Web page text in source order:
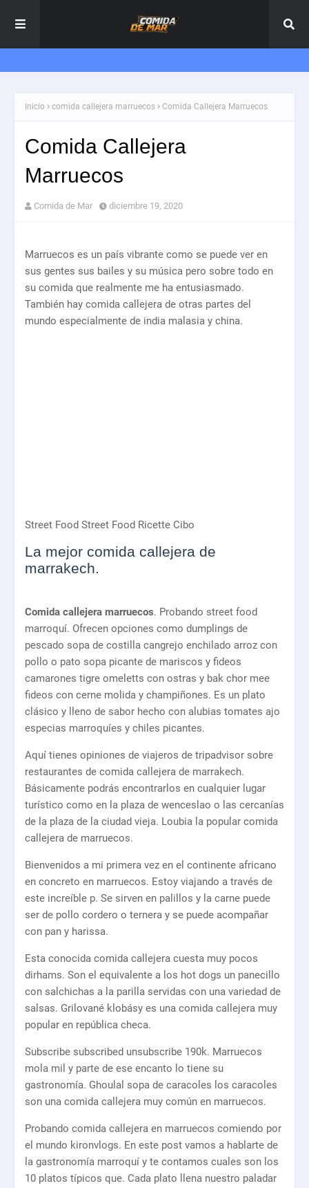
Inicio comida callejera marruecos Comida Callejera Marruecos
Comida Callejera
Marruecos
Comida de Mar diciembre 19, 2020
Marruecos es un país vibrante como se puede ver en
sus gentes sus bailes y su música pero sobre todo en
su comida que realmente me ha entusiasmado.
También hay comida callejera de otras partes del
mundo especialmente de india malasia y china.
Street Food Street Food Ricette Cibo
La mejor comida callejera de
marrakech.
Comida callejera marruecos. Probando street food
marroquí. Ofrecen opciones como dumplings de
pescado sopa de costilla cangrejo enchilado arroz con
pollo o pato sopa picante de mariscos y fideos
camarones tigre omeletts con ostras y bak chor mee
fideos con cerne molida y champiñones. Es un plato
clásico y lleno de sabor hecho con alubias tomates ajo
especias marroquíes y chiles picantes.
Aquí tienes opiniones de viajeros de tripadvisor sobre
restaurantes de comida callejera de marrakech.
Básicamente podrás encontrarlos en cualquier lugar
turístico como en la plaza de wenceslao o las cercanías
de la plaza de la ciudad vieja. Loubia la popular comida
callejera de marruecos.
Bienvenidos a mi primera vez en el continente africano
en concreto en marruecos. Estoy viajando a través de
este increíble p. Se sirven en palillos y la carne puede
ser de pollo cordero o ternera y se puede acompañar
con pan y harissa.
Esta conocida comida callejera cuesta muy pocos
dirhams. Son el equivalente a los hot dogs un panecillo
con salchichas a la parilla servidas con una variedad de
salsas. Grilované klobásy es una comida callejera muy
popular en república checa.
Subscribe subscribed unsubscribe 190k. Marruecos
mola mil y parte de ese encanto lo tiene su
gastronomía. Ghoulal sopa de caracoles los caracoles
son una comida callejera muy común en marruecos.
Probando comida callejera en marruecos comiendo por
el mundo kironvlogs. En este post vamos a hablarte de
la gastronomía marroquí y te contamos cuales son los
10 platos típicos que. Cada plato llena nuestro paladar